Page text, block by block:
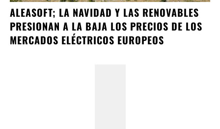
ALEASOFT; LA NAVIDAD Y LAS RENOVABLES
PRESIONAN A LA BAJA LOS PRECIOS DE LOS
MERCADOS ELÉCTRICOS EUROPEOS